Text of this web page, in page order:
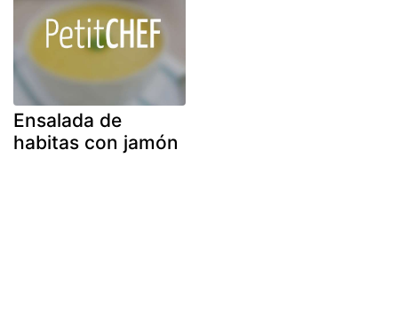
Ensalada de
habitas con jamón